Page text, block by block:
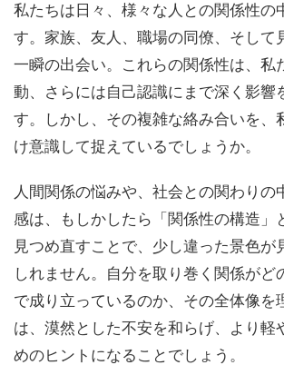
私たちは日々、様々な人との関係性の
す。家族、友人、職場の同僚、そして
一瞬の出会い。これらの関係性は、私
動、さらには自己認識にまで深く影響
す。しかし、その複雑な絡み合いを、
け意識して捉えているでしょうか。
人間関係の悩みや、社会との関わりの
感は、もしかしたら「関係性の構造」
見つめ直すことで、少し違った景色が
しれません。自分を取り巻く関係がど
で成り立っているのか、その全体像を
は、漠然とした不安を和らげ、より軽
めのヒントになることでしょう。